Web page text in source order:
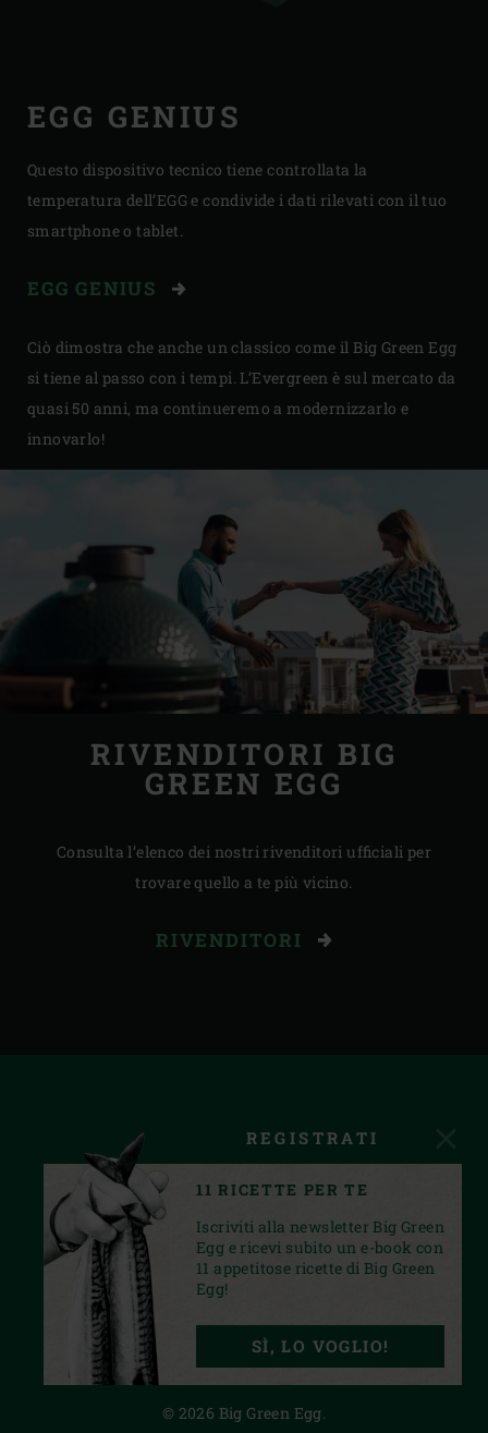
EGG GENIUS
Questo dispositivo tecnico tiene controllata la
temperatura dell’EGG e condivide i dati rilevati con il tuo
smartphone o tablet.
EGG GENIUS
Ciò dimostra che anche un classico come il Big Green Egg
si tiene al passo con i tempi. L’Evergreen è sul mercato da
quasi 50 anni, ma continueremo a modernizzarlo e
innovarlo!
RIVENDITORI BIG
GREEN EGG
Consulta l’elenco dei nostri rivenditori ufficiali per
trovare quello a te più vicino.
RIVENDITORI
FACEBOOKINSTAGRAM
PRIVACY STATEMENT
© 2026 Big Green Egg.
REGISTRATI
11 RICETTE PER TE
Iscriviti alla newsletter Big Green
Egg e ricevi subito un e-book con
11 appetitose ricette di Big Green
Egg!
SÌ, LO VOGLIO!